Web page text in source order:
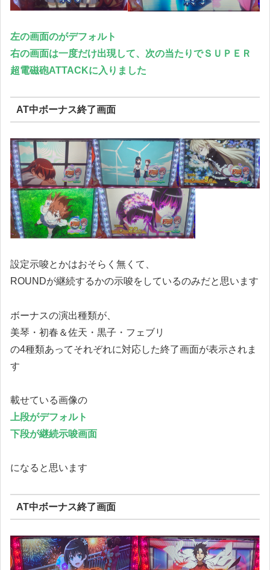
左の画面のがデフォルト
右の画面は一度だけ出現して、次の当たりでＳＵＰＥＲ
超電磁砲ATTACKに入りました
AT中ボーナス終了画面
設定示唆とかはおそらく無くて、
ROUNDが継続するかの示唆をしているのみだと思います
ボーナスの演出種類が、
美琴・初春＆佐天・黒子・フェブリ
の4種類あってそれぞれに対応した終了画面が表示されま
す
載せている画像の
上段がデフォルト
下段が継続示唆画面
になると思います
AT中ボーナス終了画面